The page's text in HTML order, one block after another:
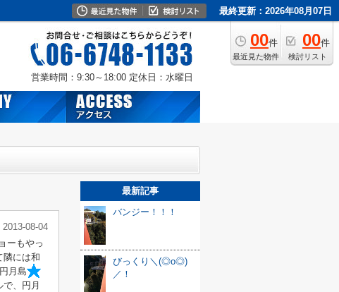
最終更新：2026年08月07日
00件
最近見た物件
00件
検討リスト
営業時間：9:30～18:00 定休日：水曜日
2013-08-04
ーもやっ
隣には和
円月島
で、円月
最新記事
バンジー！！！
びっくり＼(◎o◎)
／！